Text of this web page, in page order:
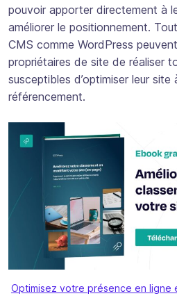
pouvoir apporter directement à
améliorer le positionnement.
CMS comme WordPress
propriétaires de site de réaliser
susceptibles d’optimiser leur
référencement.
Optimisez votre présence en ligne